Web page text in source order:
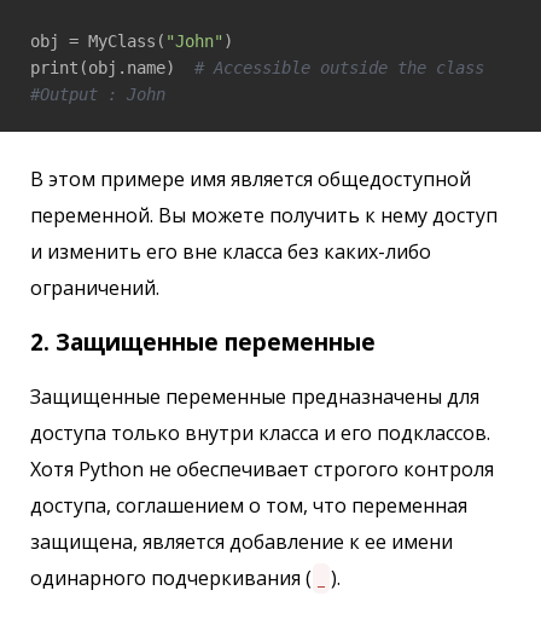
obj = MyClass( "John" )
print(obj.name) # Accessible outside the class
#Output : John
В этом примере имя является общедоступной
переменной. Вы можете получить к нему доступ
и изменить его вне класса без каких-либо
ограничений.
2. Защищенные переменные
Защищенные переменные предназначены для
доступа только внутри класса и его подклассов.
Хотя Python не обеспечивает строгого контроля
доступа, соглашением о том, что переменная
защищена, является добавление к ее имени
одинарного подчеркивания (
).